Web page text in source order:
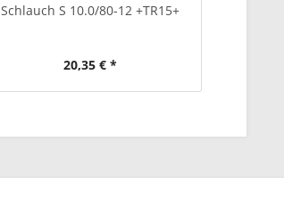
Schlauch S 10.0/80-12 +TR15+
20,35 € *